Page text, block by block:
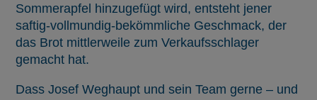
Sommerapfel hinzugefügt wird, entsteht jener
saftig-vollmundig-bekömmliche Geschmack, der
das Brot mittlerweile zum Verkaufsschlager
gemacht hat.
Dass Josef Weghaupt und sein Team gerne – und